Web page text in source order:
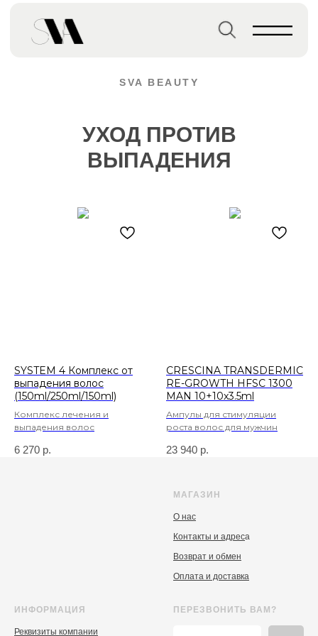
Главная страница Уход против выпадения
SVA BEAUTY
УХОД ПРОТИВ
ВЫПАДЕНИЯ
SYSTEM 4 Комплекс от
выпадения волос
(150ml/250ml/150ml)
Комплекс лечения и
выпадения волос
6 270 р.
CRESCINA TRANSDERMIC
RE-GROWTH HFSC 1300
MAN 10+10x3.5ml
Ампулы для стимуляции
роста волос для мужчин
23 940 р.
МАГАЗИН
О нас
Контакты и адреса
Возврат и обмен
Оплата и доставка
ИНФОРМАЦИЯ
Реквизиты компании
ПЕРЕЗВОНИТЬ ВАМ?